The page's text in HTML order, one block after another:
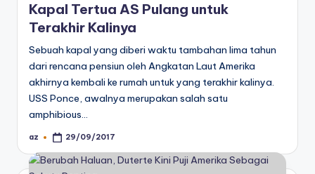
Kapal Tertua AS Pulang untuk
Terakhir Kalinya
Sebuah kapal yang diberi waktu tambahan lima tahun
dari rencana pensiun oleh Angkatan Laut Amerika
akhirnya kembali ke rumah untuk yang terakhir kalinya.
USS Ponce, awalnya merupakan salah satu
amphibious…
Posted
az 29/09/2017